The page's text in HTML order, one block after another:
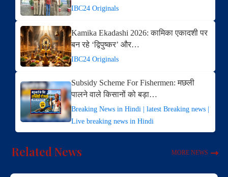
IBC24 Originals
Kamika Ekadashi 2026: कामिका एकादशी पर
बन रहे ‘द्विपुष्कर’ और…
IBC24 Originals
Subsidy Scheme For Fishermen: मछली
पालने वाले किसानों को बड़ा…
Breaking News in Hindi | latest Breaking news |
Live breaking news in Hindi
Related News MORE NEWS